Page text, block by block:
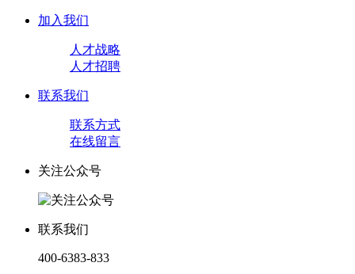
加入我们
人才战略
人才招聘
联系我们
联系方式
在线留言
关注公众号
联系我们
400-6383-833